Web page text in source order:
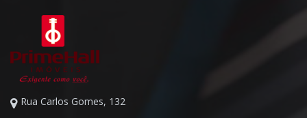
Rua Carlos Gomes, 132